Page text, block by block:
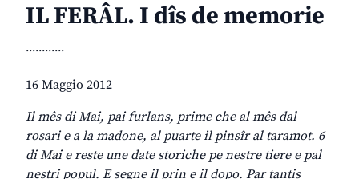
IL FERÂL. I dîs de memorie
............
16 Maggio 2012
Il mês di Mai, pai furlans, prime che al mês dal
rosari e a la madone, al puarte il pinsîr al taramot. 6
di Mai e reste une date storiche pe nestre tiere e pal
nestri popul. E segne il prin e il dopo. Par tantis